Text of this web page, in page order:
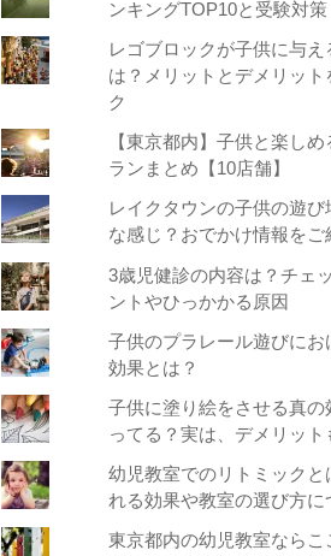
ンキングTOP10と受験対策
レゴブロックが子供に与え
は？メリットとデメリット
ク
【東京都内】子供と楽しめ
ランまとめ【10店舗】
レイクタウンの子供の遊び
な感じ？おでかけ情報をご
3歳児健診の内容は？チェ
ントやひっかかる原因
子供のプラレール遊びにお
効果とは？
子供に塗り絵をさせる真の
ってる？実は、デメリット
幼児教室でのリトミックと
れる効果や教室の選び方に
東京都内の幼児教室ならこ